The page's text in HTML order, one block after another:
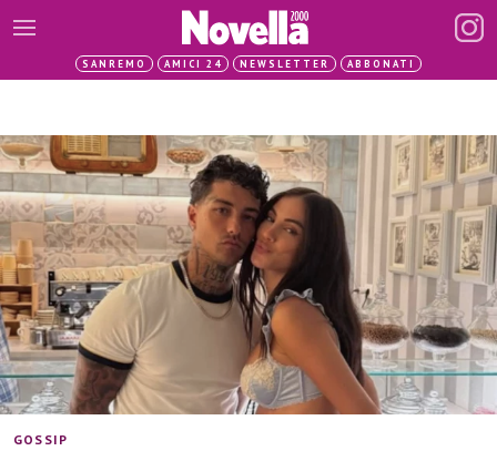
SANREMO AMICI 24 NEWSLETTER ABBONATI
GOSSIP